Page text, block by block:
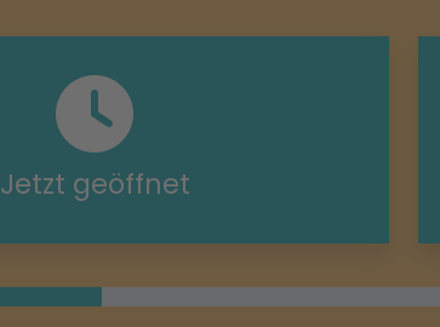
Jetzt geöffnet